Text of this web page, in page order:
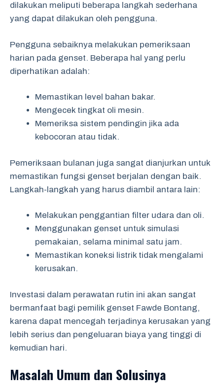
dilakukan meliputi beberapa langkah sederhana
yang dapat dilakukan oleh pengguna.
Pengguna sebaiknya melakukan pemeriksaan
harian pada genset. Beberapa hal yang perlu
diperhatikan adalah:
Memastikan level bahan bakar.
Mengecek tingkat oli mesin.
Memeriksa sistem pendingin jika ada
kebocoran atau tidak.
Pemeriksaan bulanan juga sangat dianjurkan untuk
memastikan fungsi genset berjalan dengan baik.
Langkah-langkah yang harus diambil antara lain:
Melakukan penggantian filter udara dan oli.
Menggunakan genset untuk simulasi
pemakaian, selama minimal satu jam.
Memastikan koneksi listrik tidak mengalami
kerusakan.
Investasi dalam perawatan rutin ini akan sangat
bermanfaat bagi pemilik genset Fawde Bontang,
karena dapat mencegah terjadinya kerusakan yang
lebih serius dan pengeluaran biaya yang tinggi di
kemudian hari.
Masalah Umum dan Solusinya